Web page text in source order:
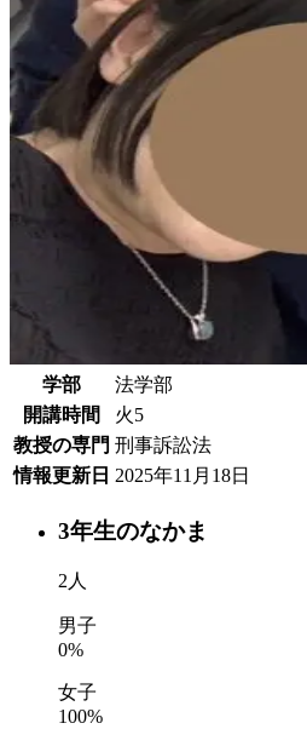
学部
法学部
開講時間
火5
教授の専門 刑事訴訟法
情報更新日 2025年11月18日
3年生のなかま
2 人
男子
0%
女子
100%